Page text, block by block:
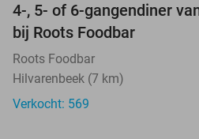
4-, 5- of 6-gangendiner
bij Roots Foodbar
Roots Foodbar
Hilvarenbeek (7 km)
Verkocht: 569